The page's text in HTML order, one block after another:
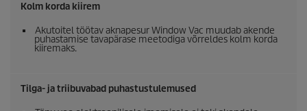
Kolm korda kiirem
Akutoitel töötav aknapesur Window Vac muudab akende
puhastamise tavapärase meetodiga võrreldes kolm korda
kiiremaks.
Tilga- ja triibuvabad puhastustulemused